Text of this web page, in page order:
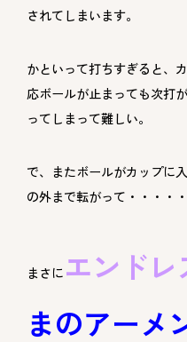
されてしまいます。
かといって打ちすぎると、
応ボールが止まっても次打
ってしまって難しい。
で、またボールがカップに
の外まで転がって・・・・・
まさに エンドレ
まのアーメ